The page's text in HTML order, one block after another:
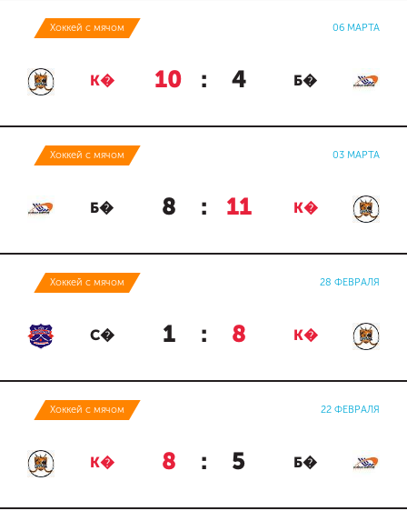
Хоккей с мячом 06 МАРТА
К� 10 : 4 Б�
Хоккей с мячом 03 МАРТА
Б� 8 : 11 К�
Хоккей с мячом 28 ФЕВРАЛЯ
С� 1 : 8 К�
Хоккей с мячом 22 ФЕВРАЛЯ
К� 8 : 5 Б�